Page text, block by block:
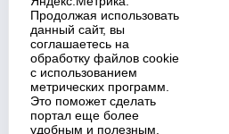
Учредитель:
распорядительный орган)
Обнинск". Главный
Адрес электронной
Телефон Редакции: +7
Настоящий ресурс
Политика в отношении
Продолжая использовать
данный сайт, вы
соглашаетесь на
обработку файлов cookie
с использованием
метрических программ.
Это поможет сделать
портал еще более
удобным и полезным.